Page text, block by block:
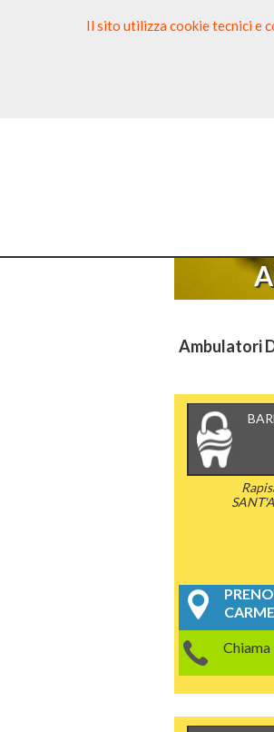
Ambulatori
Chiama
Il sito utilizza cookie tecnici e